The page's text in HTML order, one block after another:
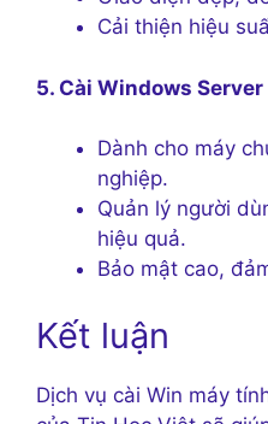
Cải thiện hiệu
5. Cài Windows Server
Dành cho máy
nghiệp.
Quản lý người
hiệu quả.
Bảo mật cao,
Kết luận
Dịch vụ cài Win máy